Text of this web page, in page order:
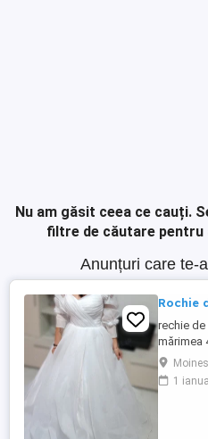
Nu am găsit ceea ce cauți.
filtre de căutare
Anunțuri care te-
Rochie
rechie
mărimea
telefon
1